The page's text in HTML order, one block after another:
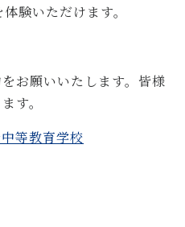
験いただけます。
お願いいたします。皆様
す。
等教育学校